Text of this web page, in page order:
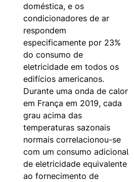
doméstica, e os
condicionadores de ar
respondem
especificamente por 23%
do consumo de
eletricidade em todos os
edifícios americanos.
Durante uma onda de calor
em França em 2019, cada
grau acima das
temperaturas sazonais
normais correlacionou-se
com um consumo adicional
de eletricidade equivalente
ao fornecimento de